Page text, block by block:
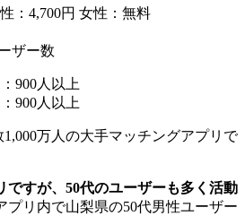
：4,700円 女性：無料
ザー数
900人以上
900人以上
1,000万人の大手マッチングアプリで
ですが、50代のユーザーも多く活動
プリ内で山梨県の50代男性ユーザー